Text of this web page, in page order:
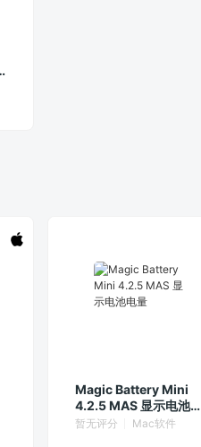
Magic Battery Mini
4.2.5 MAS 显示电池电
量
暂无评分 Mac软件